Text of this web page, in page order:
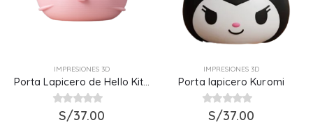
IMPRESIONES 3D
Porta Lapicero de Hello Kitty
out of 5
S/37.00
IMPRESIONES 3D
Porta lapicero Kuromi
out of 5
S/37.00